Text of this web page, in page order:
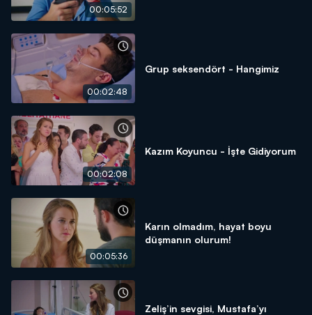
00:05:52
00:02:48
Grup seksendört - Hangimiz
00:02:08
Kazım Koyuncu - İşte Gidiyorum
00:05:36
Karın olmadım, hayat boyu
düşmanın olurum!
Zeliş’in sevgisi, Mustafa’yı